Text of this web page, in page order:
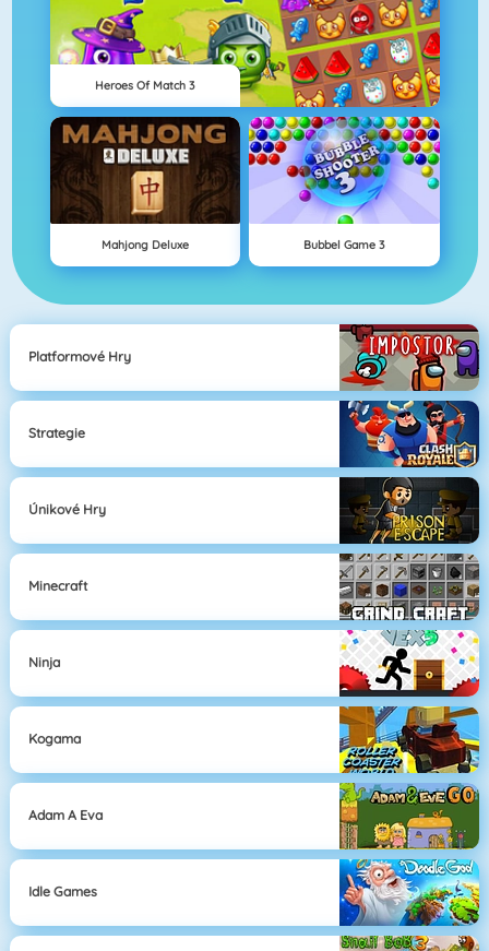
Heroes Of Match 3
Mahjong Deluxe Bubbel Game 3
Platformové Hry
Strategie
Únikové Hry
Minecraft
Ninja
Kogama
Adam A Eva
Idle Games